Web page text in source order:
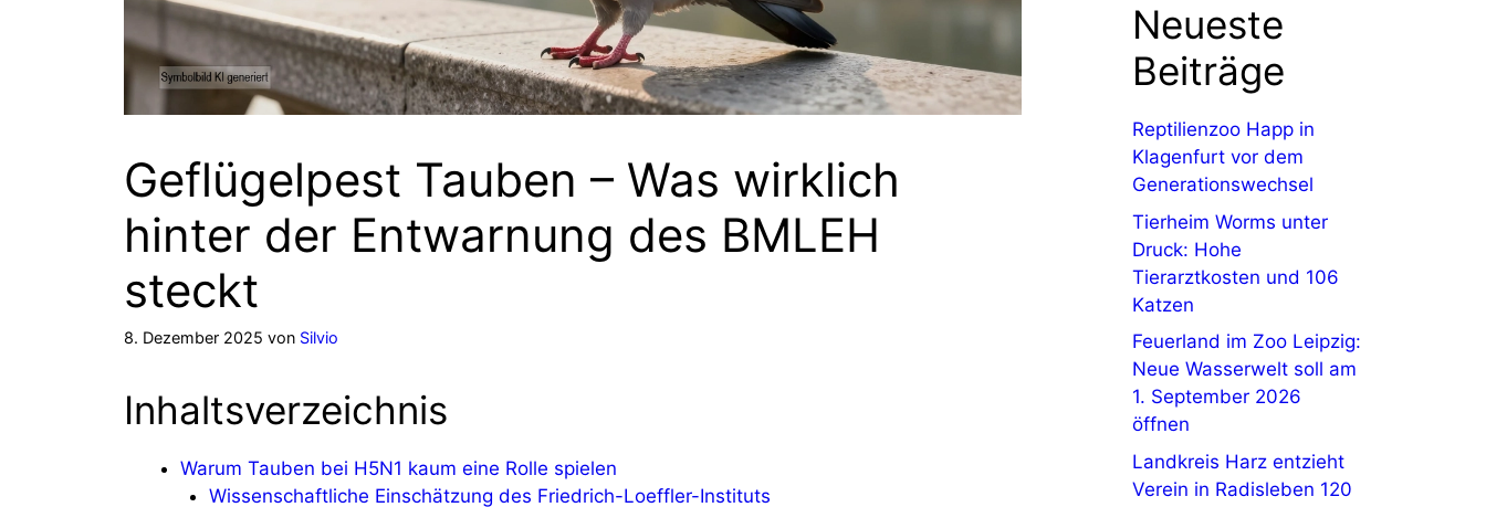
Geflügelpest Tauben – Was wirklich
hinter der Entwarnung des BMLEH
steckt
8. Dezember 2025 von Silvio
Inhaltsverzeichnis
Warum Tauben bei H5N1 kaum eine Rolle spielen
Wissenschaftliche Einschätzung des Friedrich-Loeffler-Instituts
Neueste
Beiträge
Reptilienzoo Happ in
Klagenfurt vor dem
Generationswechsel
Tierheim Worms unter
Druck: Hohe
Tierarztkosten und 106
Katzen
Feuerland im Zoo Leipzig:
Neue Wasserwelt soll am
1. September 2026
öffnen
Landkreis Harz entzieht
Verein in Radisleben 120